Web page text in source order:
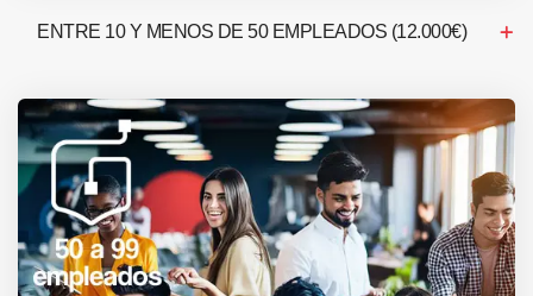
ENTRE 10 Y MENOS DE 50 EMPLEADOS (12.000€)